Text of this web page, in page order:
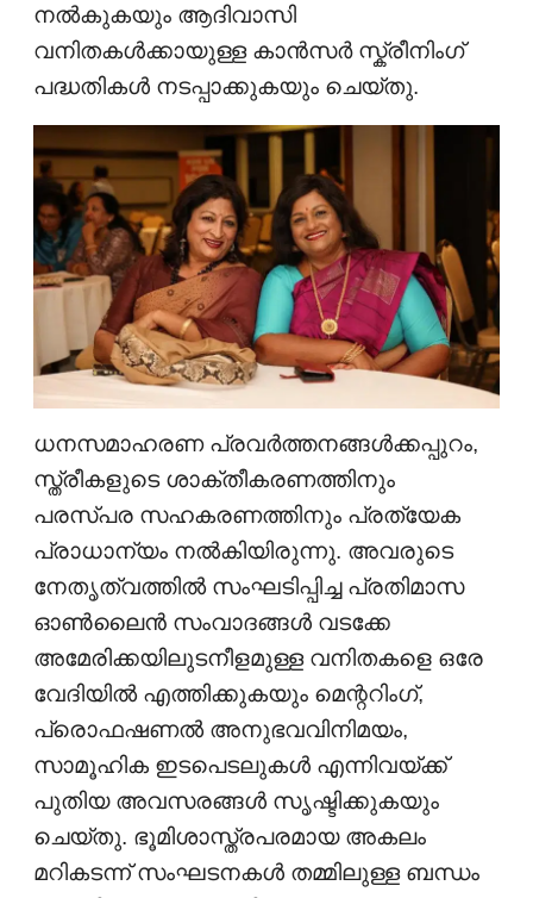
നൽകുകയും ആദിവാസി
വനിതകൾക്കായുള്ള കാൻസർ സ്ക്രീനിംഗ്
പദ്ധതികൾ നടപ്പാക്കുകയും ചെയ്തു.
ധനസമാഹരണ പ്രവർത്തനങ്ങൾക്കപ്പുറം,
സ്ത്രീകളുടെ ശാക്തീകരണത്തിനും
പരസ്പര സഹകരണത്തിനും പ്രത്യേക
പ്രാധാന്യം നൽകിയിരുന്നു. അവരുടെ
നേതൃത്വത്തിൽ സംഘടിപ്പിച്ച പ്രതിമാസ
ഓൺലൈൻ സംവാദങ്ങൾ വടക്കേ
അമേരിക്കയിലുടനീളമുള്ള വനിതകളെ ഒരേ
വേദിയിൽ എത്തിക്കുകയും മെന്ററിംഗ്,
പ്രൊഫഷണൽ അനുഭവവിനിമയം,
സാമൂഹിക ഇടപെടലുകൾ എന്നിവയ്ക്ക്
പുതിയ അവസരങ്ങൾ സൃഷ്ടിക്കുകയും
ചെയ്തു. ഭൂമിശാസ്ത്രപരമായ അകലം
മറികടന്ന് സംഘടനകൾ തമ്മിലുള്ള ബന്ധം